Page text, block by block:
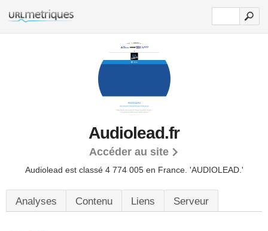
Audiolead.fr
Accéder au site
Audiolead est classé 4 774 005 en France. 'AUDIOLEAD.'
Analyses Contenu Liens Serveur